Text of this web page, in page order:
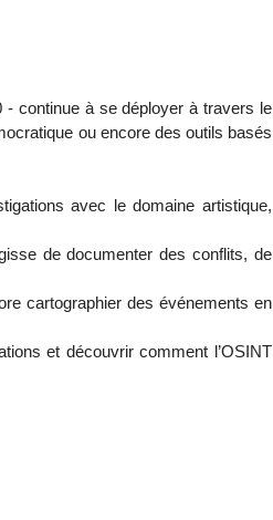
- continue à se déployer à travers le
ou encore des outils basés
avec le domaine artistique,
de documenter des conflits, de
cartographier des événements en
et découvrir comment l’OSINT